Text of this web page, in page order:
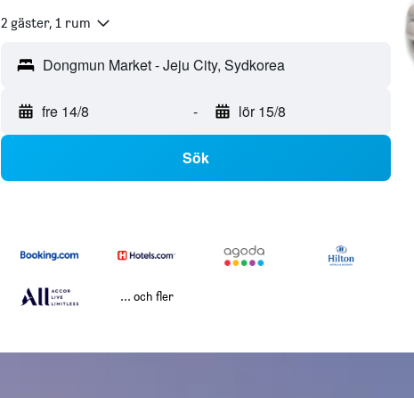
2 gäster, 1 rum
fre 14/8 - lör 15/8
Sök
... och fler